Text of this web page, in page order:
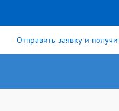
Отправить заявку и